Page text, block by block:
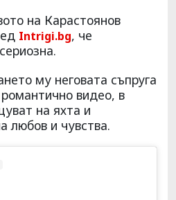
на Карастоянов
Intrigi.bg, че
му неговата съпруга
видео, в
на яхта и
любов и чувства.